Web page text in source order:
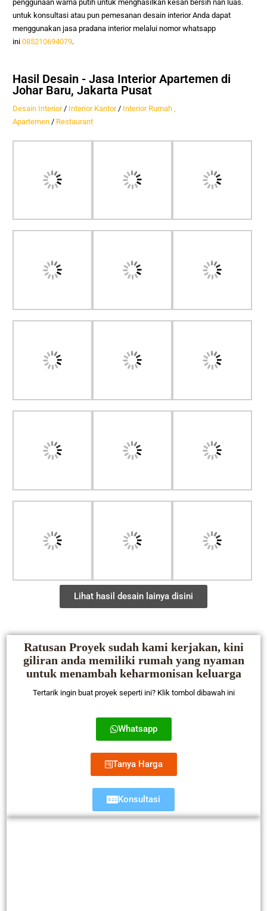
penggunaan warna putih untuk menghasilkan kesan bersih nan luas.
untuk konsultasi atau pun pemesanan desain interior Anda dapat
menggunakan jasa pradana interior melalui nomor whatsapp
ini085210694079.
Hasil Desain - Jasa Interior Apartemen di
Johar Baru, Jakarta Pusat
Desain Interior/ Interior Kantor/ Interior Rumah ,
Apartemen / Restaurant
Lihat hasil desain lainya disini
Ratusan Proyek sudah kami kerjakan, kini
giliran anda memiliki rumah yang nyaman
untuk menambah keharmonisan keluarga
Tertarik ingin buat proyek seperti ini? Klik tombol dibawah ini
Whatsapp
Tanya Harga
Konsultasi